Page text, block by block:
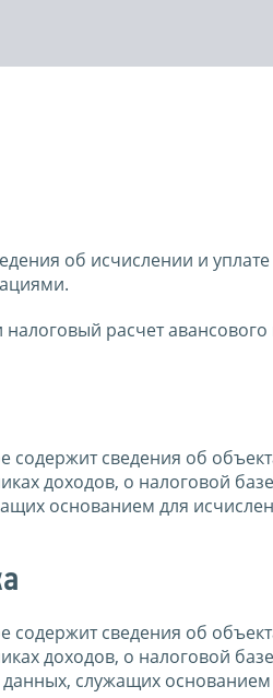
об исчислении и
расчет авансового
сведения об
доходов, о налоговой
основанием для
сведения об
доходов, о налоговой
служащих